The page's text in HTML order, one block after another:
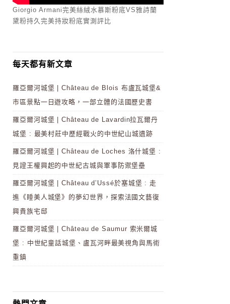
Giorgio Armani完美絲絨水慕斯粉底VS雅詩蘭
黛粉持久完美持妝粉底實測評比
每天都有新文章
羅亞爾河城堡 | Château de Blois 布盧瓦城堡&
市區景點一日遊攻略，一部立體的法國歷史書
羅亞爾河城堡 | Château de Lavardin拉瓦爾丹
城堡 : 最美村莊中歷經戰火的中世紀山城遺跡
羅亞爾河城堡 | Château de Loches 洛什城堡 :
見證王權興起的中世紀古城與軍事防禦堡壘
羅亞爾河城堡 | Château d’Ussé於塞城堡 : 走
進《睡美人城堡》的夢幻世界，探索法國文藝復
興貴族宅邸
羅亞爾河城堡 | Château de Saumur 索米爾城
堡 : 中世紀童話城堡、盧瓦河畔最美視角與馬術
重鎮